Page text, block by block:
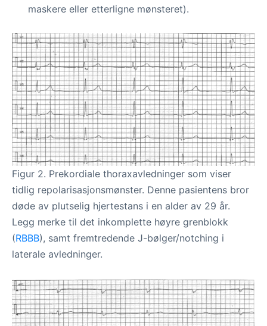
maskere eller etterligne mønsteret).
Figur 2. Prekordiale thoraxavledninger som viser
tidlig repolarisasjonsmønster. Denne pasientens bror
døde av plutselig hjertestans i en alder av 29 år.
Legg merke til det inkomplette høyre grenblokk
(RBBB), samt fremtredende J-bølger/notching i
laterale avledninger.